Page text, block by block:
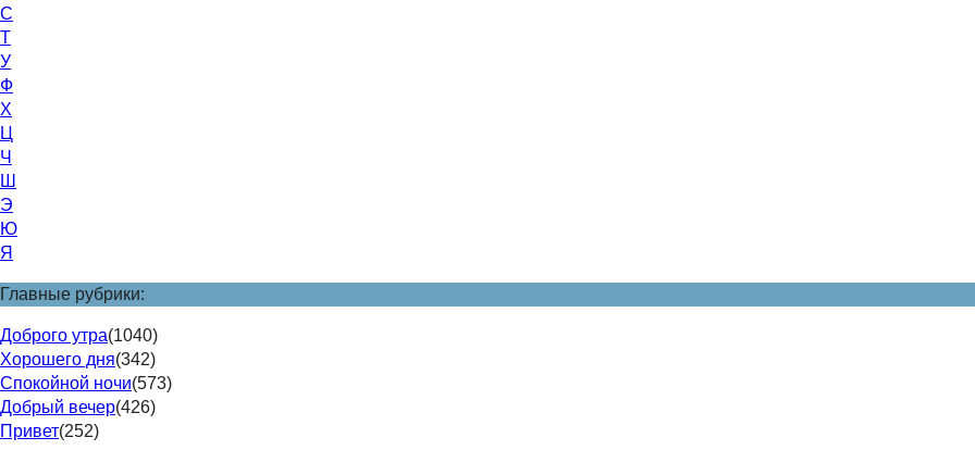
С
Т
У
Ф
Х
Ц
Ч
Ш
Э
Ю
Я
Главные рубрики:
Доброго утра(1040)
Хорошего дня(342)
Спокойной ночи(573)
Добрый вечер(426)
Привет(252)